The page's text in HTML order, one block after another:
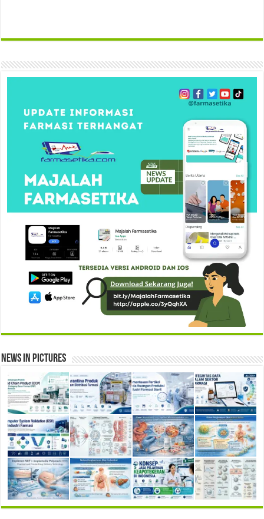
News in Pictures